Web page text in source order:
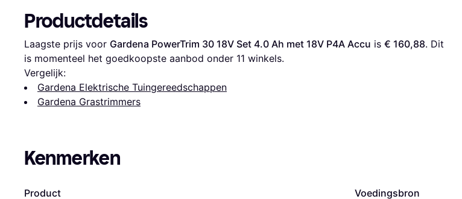
Productdetails
Laagste prijs voor Gardena PowerTrim 30 18V Set 4.0 Ah met 18V P4A Accu is € 160,88. Dit
is momenteel het goedkoopste aanbod onder 11 winkels.
Vergelijk:
Gardena Elektrische Tuingereedschappen
Gardena Grastrimmers
Kenmerken
Product Voedingsbron